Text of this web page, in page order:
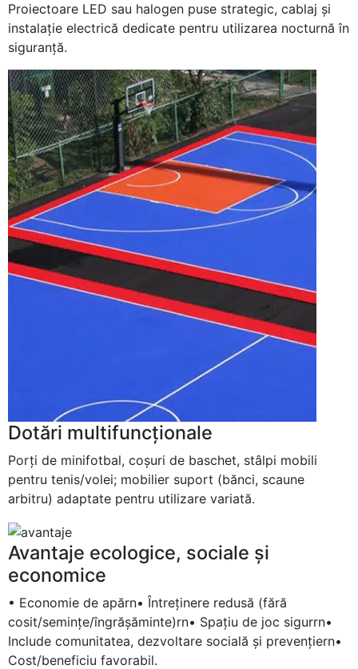
Proiectoare LED sau halogen puse strategic, cablaj şi
instalaţie electrică dedicate pentru utilizarea nocturnă în
siguranţă.
Dotări multifuncţionale
Porţi de minifotbal, coşuri de baschet, stâlpi mobili
pentru tenis/volei; mobilier suport (bănci, scaune
arbitru) adaptate pentru utilizare variată.
Avantaje ecologice, sociale şi
economice
• Economie de apărn• Întreţinere redusă (fără
cosit/seminţe/îngrăşăminte)rn• Spaţiu de joc sigurrn•
Include comunitatea, dezvoltare socială şi prevenţiern•
Cost/beneficiu favorabil.